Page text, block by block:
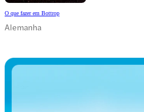
O que fazer em Bottrop
Alemanha